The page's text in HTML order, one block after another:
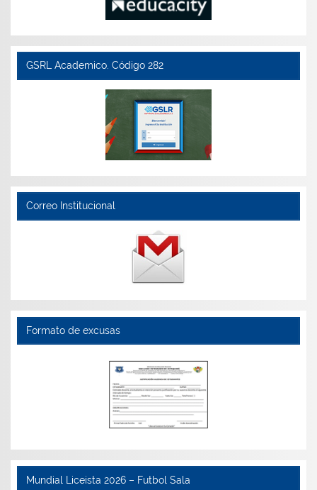
GSRL Academico. Código 282
Correo Institucional
Formato de excusas
Mundial Liceista 2026 – Futbol Sala